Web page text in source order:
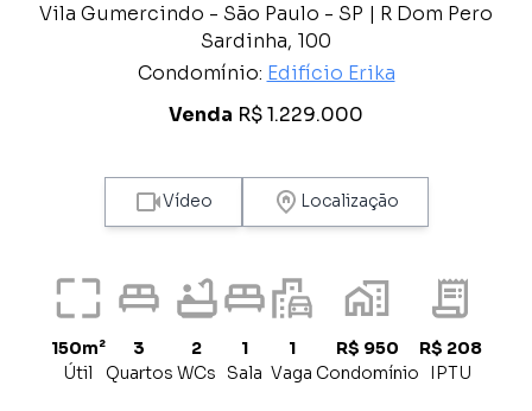
Vila Gumercindo - São Paulo - SP | R Dom Pero
Sardinha, 100
Condomínio: Edifício Erika
Venda R$ 1.229.000
Vídeo Localização
150m²
Útil
3
Quartos
2
WCs
1
Sala
1
Vaga
R$ 950
Condomínio
R$ 208
IPTU